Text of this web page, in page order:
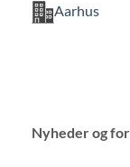
Aarhus
Nyheder og f